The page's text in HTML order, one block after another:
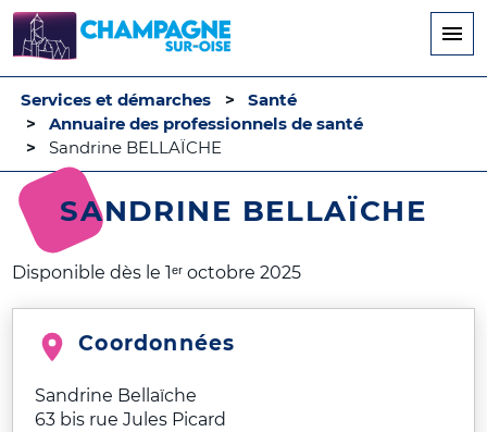
principal
Services et démarches
Santé
Annuaire des professionnels de santé
Sandrine BELLAÏCHE
SANDRINE BELLAÏCHE
Disponible dès le 1ᵉʳ octobre 2025
Coordonnées
Sandrine Bellaïche
63 bis rue Jules Picard